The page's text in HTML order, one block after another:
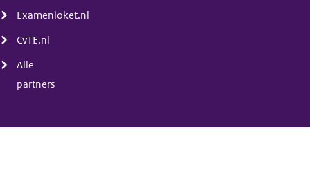
Examenloket.nl
CvTE.nl
Alle
partners